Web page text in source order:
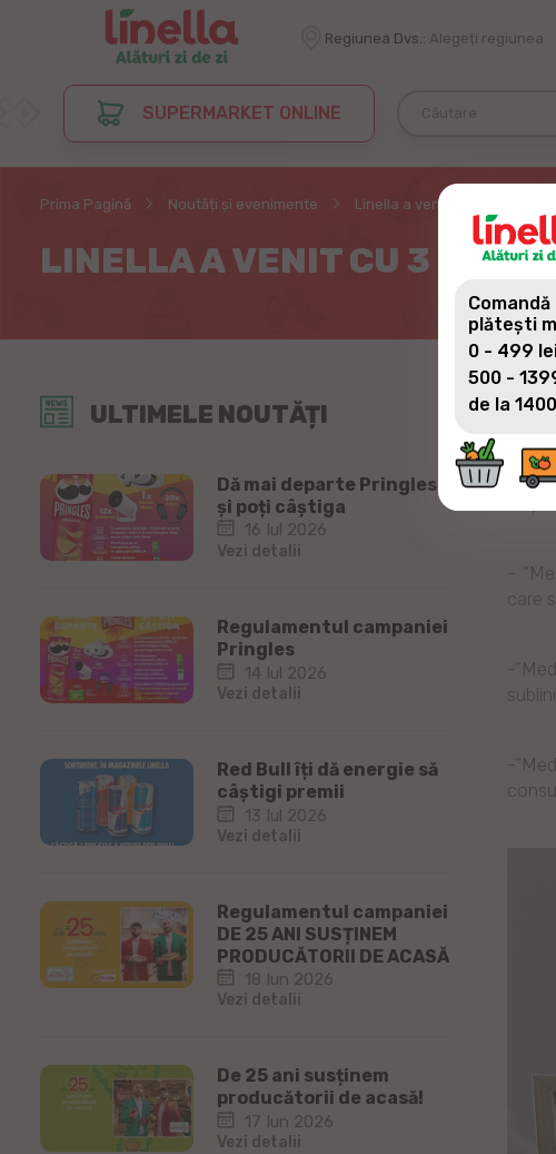
Regiunea Dvs.: Alegeți regiunea
SUPERMARKET ONLINE
Prima Pagină Noutăți și evenimente Linella a venit cu 3 distincții
LINELLA A VENIT CU 3
ULTIMELE NOUTĂȚI
Dă mai departe Pringles
și poți câștiga
16 Iul 2026
Vezi detalii
Regulamentul campaniei
Pringles
14 Iul 2026
Vezi detalii
Red Bull îți dă energie să
câștigi premii
13 Iul 2026
Vezi detalii
Regulamentul campaniei
DE 25 ANI SUSȚINEM
PRODUCĂTORII DE ACASĂ
18 Iun 2026
Vezi detalii
De 25 ani susținem
producătorii de acasă!
17 Iun 2026
Vezi detalii
În
-
care
-
-
plătești
0 - 499
500 -
de la